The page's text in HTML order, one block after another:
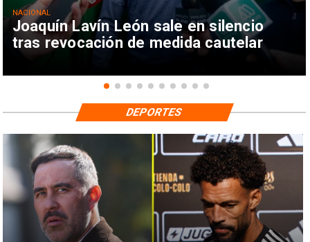
Joaquín Lavín León sale en silencio
tras revocación de medida cautelar
NACIONAL
DEPORTES